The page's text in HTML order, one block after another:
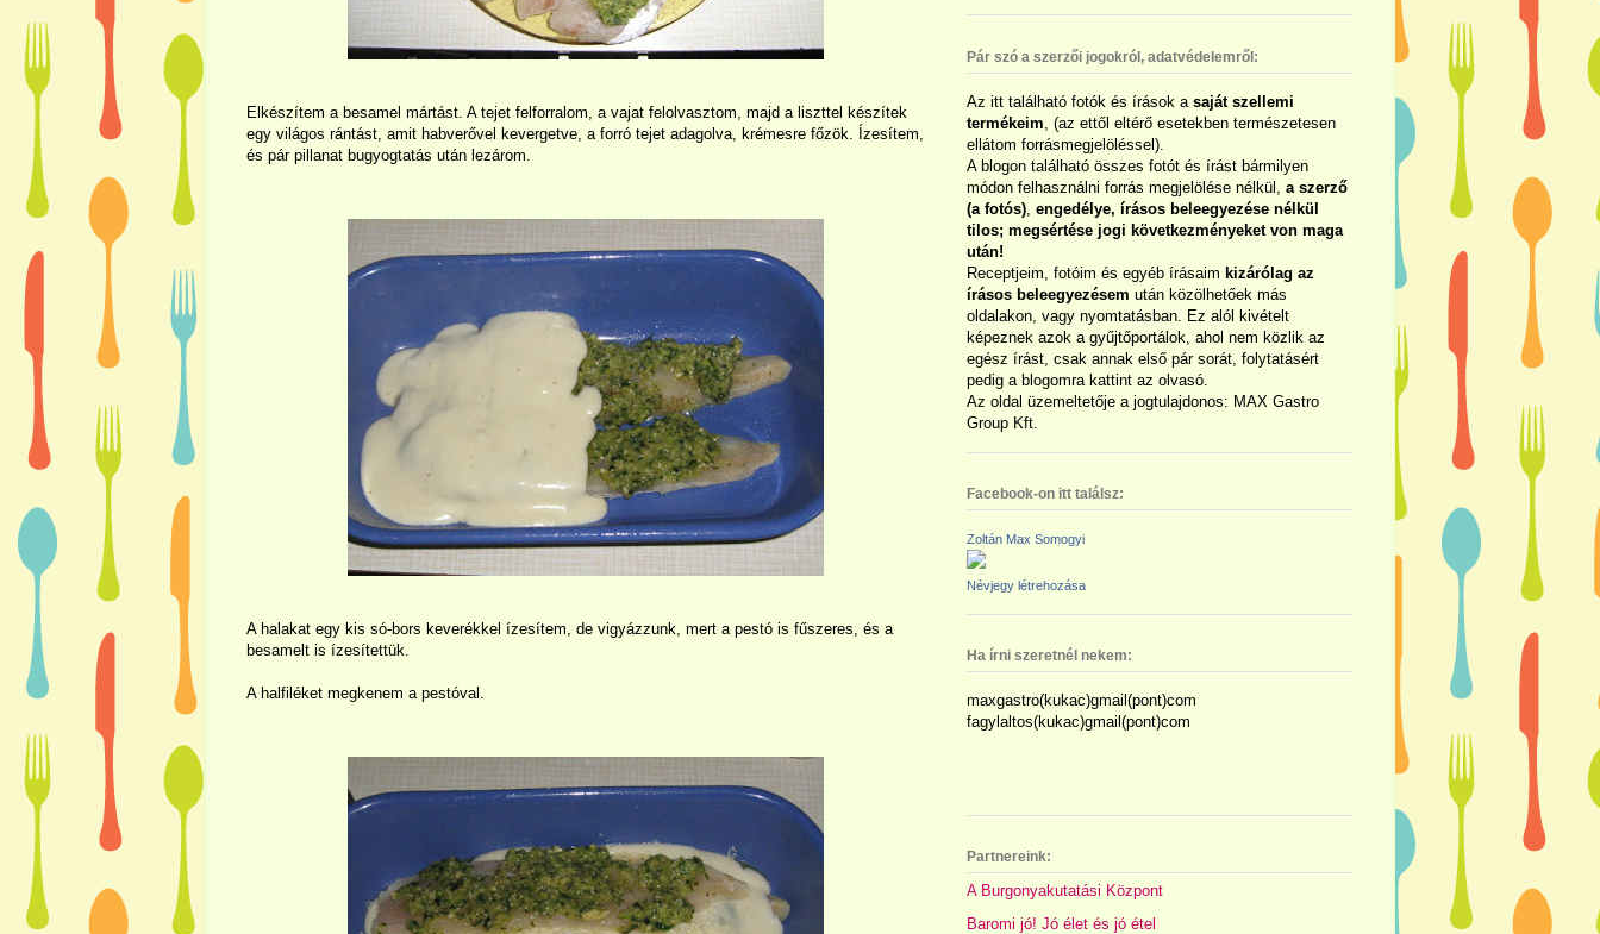
Elkészítem a besamel mártást. A tejet felforralom, a vajat felolvasztom, majd a liszttel készítek
egy világos rántást, amit habverővel kevergetve, a forró tejet adagolva, krémesre főzök. Ízesítem,
és pár pillanat bugyogtatás után lezárom.
A halakat egy kis só-bors keverékkel ízesítem, de vigyázzunk, mert a pestó is fűszeres, és a
besamelt is ízesítettük.
A halfiléket megkenem a pestóval.
Pár szó a szerzői jogokról, adatvédelemről:
Az itt található fotók és írások a saját szellemi
termékeim , (az ettől eltérő esetekben természetesen
ellátom forrásmegjelöléssel).
A blogon található összes fotót és írást bármilyen
módon felhasználni forrás megjelölése nélkül, a szerző
(a fotós) engedélye, írásos beleegyezése nélkül
tilos; megsértése jogi következményeket von maga
után!
Receptjeim, fotóim és egyéb írásaim kizárólag az
írásos beleegyezésem után közölhetőek más
oldalakon, vagy nyomtatásban. Ez alól kivételt
képeznek azok a gyűjtőportálok, ahol nem közlik az
egész írást, csak annak első pár sorát, folytatásért
pedig a blogomra kattint az olvasó.
Az oldal üzemeltetője a jogtulajdonos: MAX Gastro
Group Kft.
Facebook-on itt találsz:
Zoltán Max Somogyi
Névjegy létrehozása
Ha írni szeretnél nekem:
maxgastro(kukac)gmail(pont)com
fagylaltos(kukac)gmail(pont)com
Partnereink:
A Burgonyakutatási Központ
Baromi jó! Jó élet és jó étel